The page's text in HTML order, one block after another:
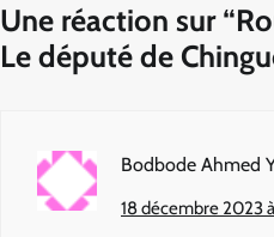
Une réaction sur “
Le député de
Bodbode Ahmed
18 décembre 2023